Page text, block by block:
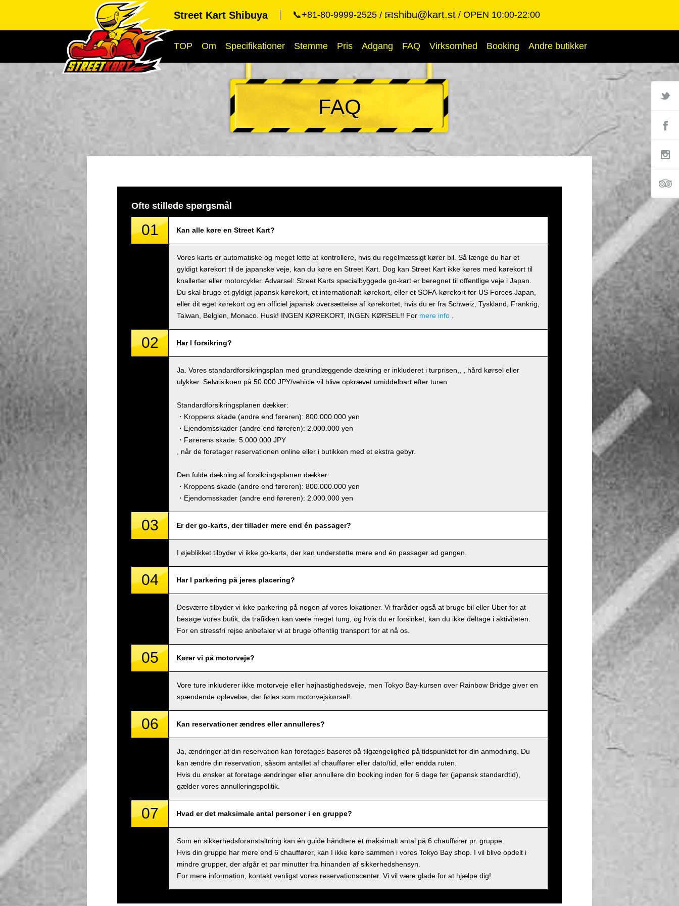
Street Kart Shibuya 📞+81-80-9999-2525 📧shibu@kart.st OPEN 10:00-22:00
TOP Om Specifikationer Stemme Pris Adgang FAQ Virksomhed Booking Andre butikker
FAQ
Ofte stillede spørgsmål
01 Kan alle køre en Street Kart?
Vores karts er automatiske og meget lette at kontrollere, hvis du regelmæssigt kører bil. Så længe du har et
gyldigt kørekort til de japanske veje, kan du køre en Street Kart. Dog kan Street Kart ikke køres med kørekort til
knallerter eller motorcykler. Advarsel: Street Karts specialbyggede go-kart er beregnet til offentlige veje i Japan.
Du skal bruge et gyldigt japansk kørekort, et internationalt kørekort, eller et SOFA-kørekort for US Forces Japan,
eller dit eget kørekort og en officiel japansk oversættelse af kørekortet, hvis du er fra Schweiz, Tyskland, Frankrig,
Taiwan, Belgien, Monaco. Husk! INGEN KØREKORT, INGEN KØRSEL!! For mere info
02 Har I forsikring?
Ja. Vores standardforsikringsplan med grundlæggende dækning er inkluderet i turprisen,, , hård kørsel eller
ulykker. Selvrisikoen på 50.000 JPY/vehicle vil blive opkrævet umiddelbart efter turen.
Standardforsikringsplanen dækker:
・Kroppens skade (andre end føreren): 800.000.000 yen
・Ejendomsskader (andre end føreren): 2.000.000 yen
・Førerens skade: 5.000.000 JPY
, når de foretager reservationen online eller i butikken med et ekstra gebyr.
Den fulde dækning af forsikringsplanen dækker:
・Kroppens skade (andre end føreren): 800.000.000 yen
・Ejendomsskader (andre end føreren): 2.000.000 yen
03 Er der go-karts, der tillader mere end én passager?
I øjeblikket tilbyder vi ikke go-karts, der kan understøtte mere end én passager ad gangen.
04 Har I parkering på jeres placering?
Desværre tilbyder vi ikke parkering på nogen af vores lokationer. Vi fraråder også at bruge bil eller Uber for at
besøge vores butik, da trafikken kan være meget tung, og hvis du er forsinket, kan du ikke deltage i aktiviteten.
For en stressfri rejse anbefaler vi at bruge offentlig transport for at nå os.
05 Kører vi på motorveje?
Vore ture inkluderer ikke motorveje eller højhastighedsveje, men Tokyo Bay-kursen over Rainbow Bridge giver en
spændende oplevelse, der føles som motorvejskørsel!.
06 Kan reservationer ændres eller annulleres?
Ja, ændringer af din reservation kan foretages baseret på tilgængelighed på tidspunktet for din anmodning. Du
kan ændre din reservation, såsom antallet af chauffører eller dato/tid, eller endda ruten.
Hvis du ønsker at foretage ændringer eller annullere din booking inden for 6 dage før (japansk standardtid),
gælder vores annulleringspolitik.
07 Hvad er det maksimale antal personer i en gruppe?
Som en sikkerhedsforanstaltning kan én guide håndtere et maksimalt antal på 6 chauffører pr. gruppe.
Hvis din gruppe har mere end 6 chauffører, kan I ikke køre sammen i vores Tokyo Bay shop. I vil blive opdelt i
mindre grupper, der afgår et par minutter fra hinanden af sikkerhedshensyn.
For mere information, kontakt venligst vores reservationscenter. Vi vil være glade for at hjælpe dig!